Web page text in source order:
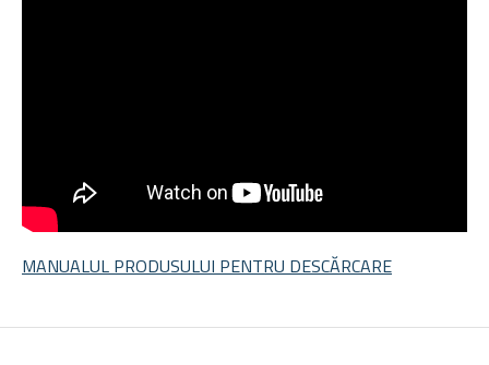
MANUALUL PRODUSULUI PENTRU DESCĂRCARE